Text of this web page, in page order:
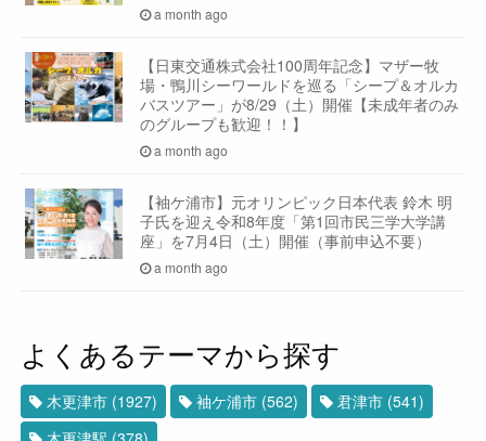
a month ago
【日東交通株式会社100周年記念】マザー牧
場・鴨川シーワールドを巡る「シープ＆オルカ
バスツアー」が8/29（土）開催【未成年者のみ
のグループも歓迎！！】
a month ago
【袖ケ浦市】元オリンピック日本代表 鈴木 明
子氏を迎え令和8年度「第1回市民三学大学講
座」を7月4日（土）開催（事前申込不要）
a month ago
よくあるテーマから探す
木更津市 (1927) 袖ケ浦市 (562) 君津市 (541)